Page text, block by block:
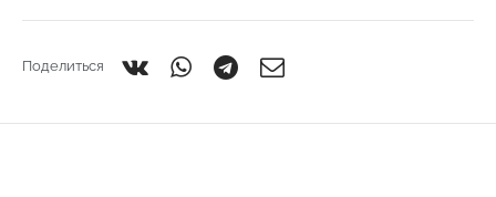
Поделиться